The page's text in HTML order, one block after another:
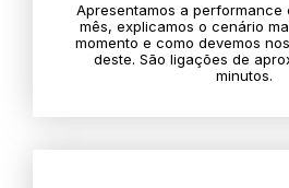
Apresentamos a performance
mês, explicamos o cenário
momento e como devemos
deste. São ligações de
minutos.